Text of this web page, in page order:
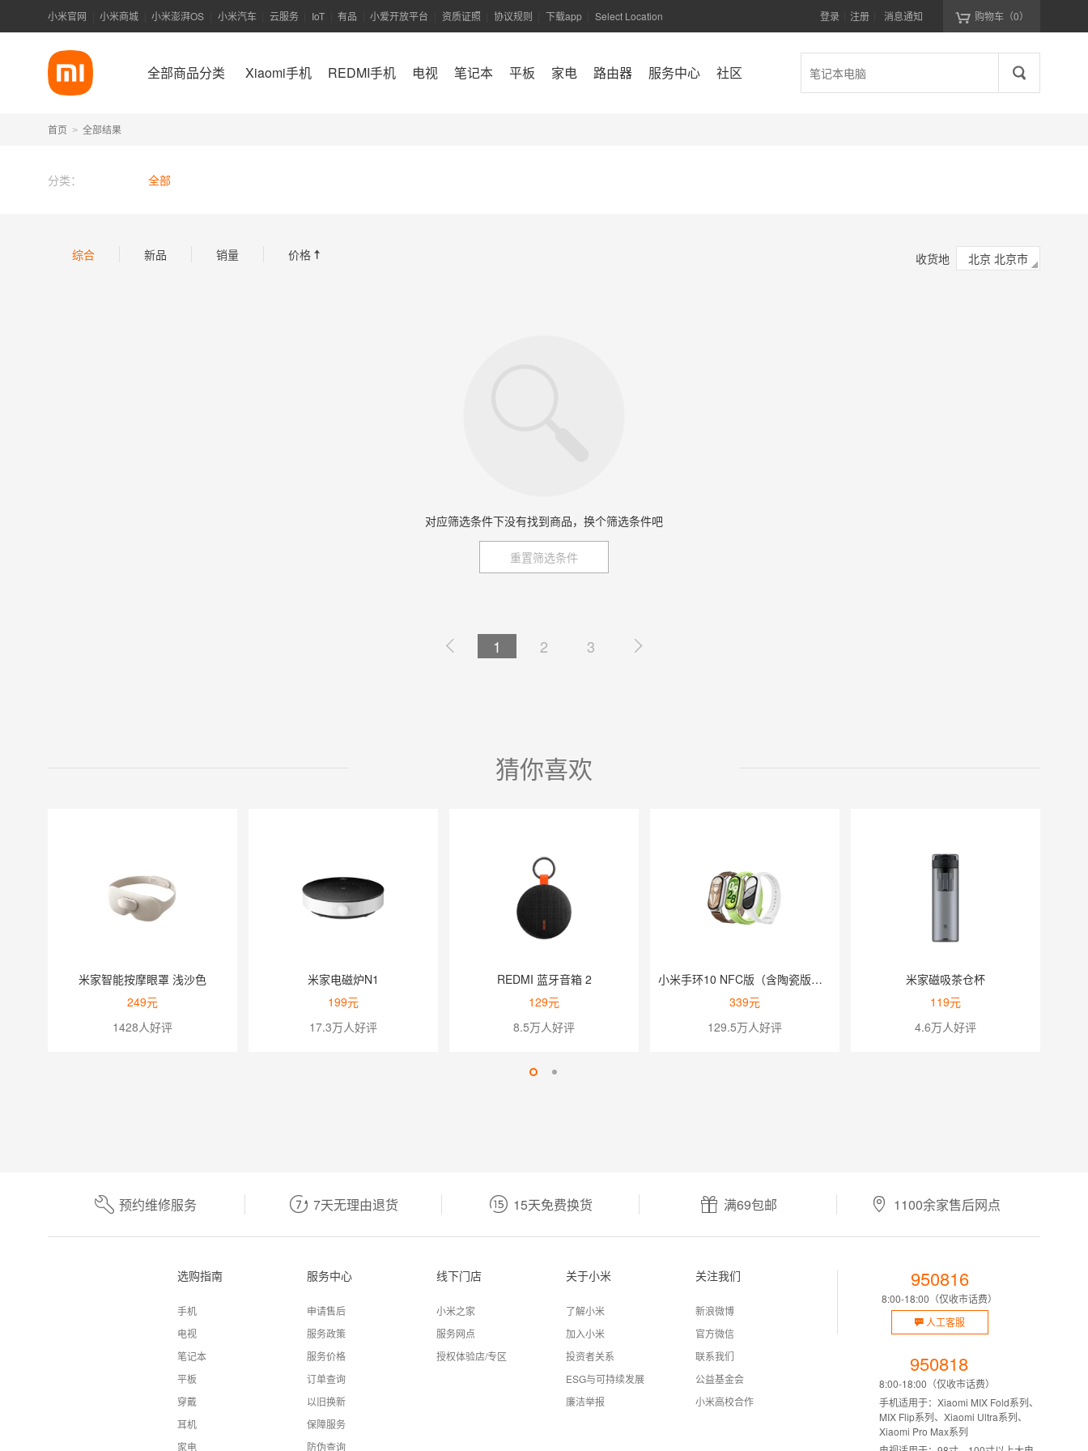
小米官网 小米商城 小米澎湃OS 小米汽车 云服务 IoT 有品 小爱开放平台 资质证照 协议规则 下载app Select Location 购物车（0）
登录 注册 消息通知
全部商品分类 Xiaomi手机 REDMI手机 电视 笔记本 平板 家电 路由器 服务中心 社区
首页 > 全部结果
分类： 全部
综合 新品 销量 价格  收货地 北京 北京市
对应筛选条件下没有找到商品，换个筛选条件吧
重置筛选条件
 1 2 3 
猜你喜欢
米家智能按摩眼罩 浅沙色
249元
1428人好评
米家电磁炉N1
199元
17.3万人好评
REDMI 蓝牙音箱 2
129元
8.5万人好评
小米手环10 NFC版（含陶瓷版、耀影金特别版）
339元
129.5万人好评
米家磁吸茶仓杯
119元
4.6万人好评
预约维修服务 7天无理由退货 15天免费换货 满69包邮 1100余家售后网点
选购指南
手机
电视
笔记本
平板
穿戴
耳机
家电
服务中心
申请售后
服务政策
服务价格
订单查询
以旧换新
保障服务
防伪查询
线下门店
小米之家
服务网点
授权体验店/专区
关于小米
了解小米
加入小米
投资者关系
ESG与可持续发展
廉洁举报
关注我们
新浪微博
官方微信
联系我们
公益基金会
小米高校合作
950816
8:00-18:00（仅收市话费）
人工客服
950818
8:00-18:00（仅收市话费）
手机适用于：Xiaomi MIX Fold系列、
MIX Flip系列、Xiaomi Ultra系列、
Xiaomi Pro Max系列